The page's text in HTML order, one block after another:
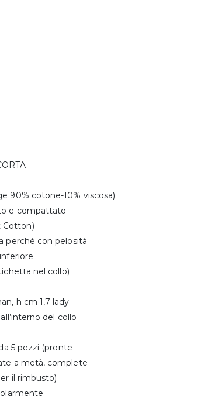
90% cotone-10% viscosa)
e compattato
Cotton)
perchè con pelosità
nel collo)
h cm 1,7 lady
del collo
5 pezzi (pronte
a metà, complete
il rimbusto)